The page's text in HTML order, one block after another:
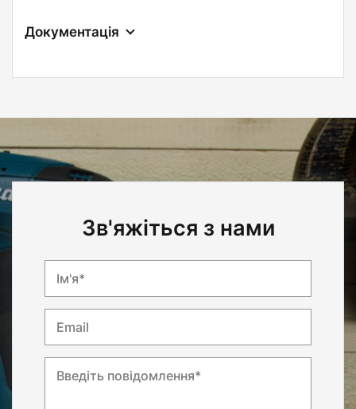
Документація
Зв'яжіться з нами
Ім'я*
Email
Введіть повідомлення*